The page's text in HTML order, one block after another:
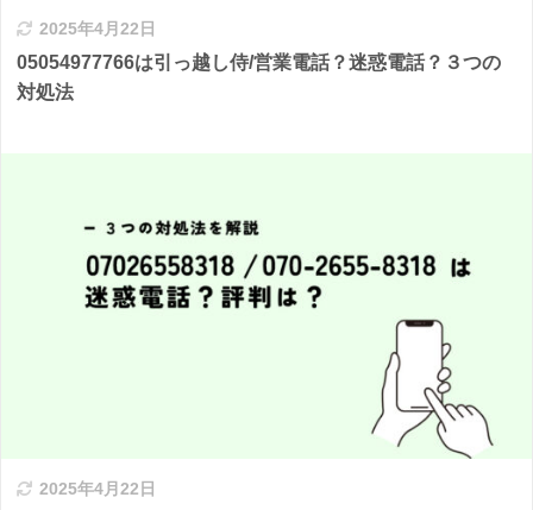
2025年4月22日
05054977766は引っ越し侍/営業電話？迷惑電話？３つの
対処法
2025年4月22日